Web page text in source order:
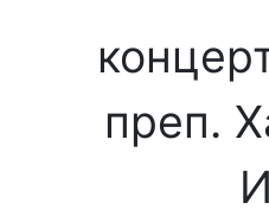
преп.